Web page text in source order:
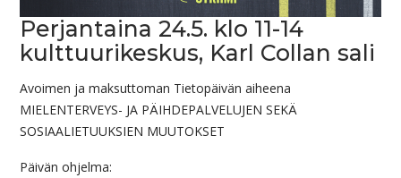
Perjantaina 24.5. klo 11-14
kulttuurikeskus, Karl Collan sali
Avoimen ja maksuttoman Tietopäivän aiheena
MIELENTERVEYS- JA PÄIHDEPALVELUJEN SEKÄ
SOSIAALIETUUKSIEN MUUTOKSET
Päivän ohjelma: